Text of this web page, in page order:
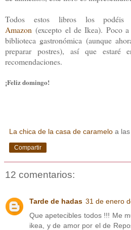
Todos estos libros los podéis
Amazon (excepto el de Ikea). Poco
biblioteca gastronómica (aunque
preparar postres), así que estaré
recomendaciones.
¡Feliz domingo!
La chica de la casa de caramelo a las
Compartir
12 comentarios:
Tarde de hadas 31 de enero
Que apetecibles todos !!! Me
ikea, y de amor por el de